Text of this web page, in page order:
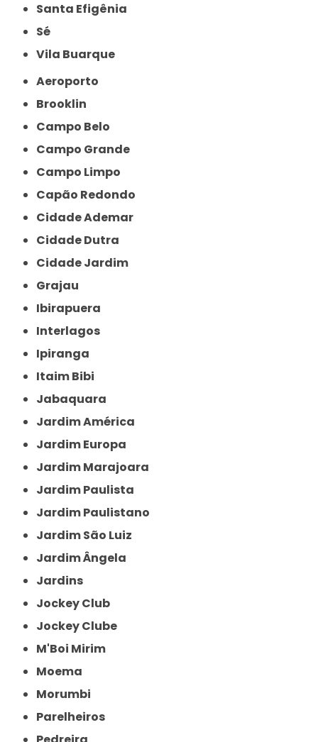
Santa Efigênia
Sé
Vila Buarque
Aeroporto
Brooklin
Campo Belo
Campo Grande
Campo Limpo
Capão Redondo
Cidade Ademar
Cidade Dutra
Cidade Jardim
Grajau
Ibirapuera
Interlagos
Ipiranga
Itaim Bibi
Jabaquara
Jardim América
Jardim Europa
Jardim Marajoara
Jardim Paulista
Jardim Paulistano
Jardim São Luiz
Jardim Ângela
Jardins
Jockey Club
Jockey Clube
M'Boi Mirim
Moema
Morumbi
Parelheiros